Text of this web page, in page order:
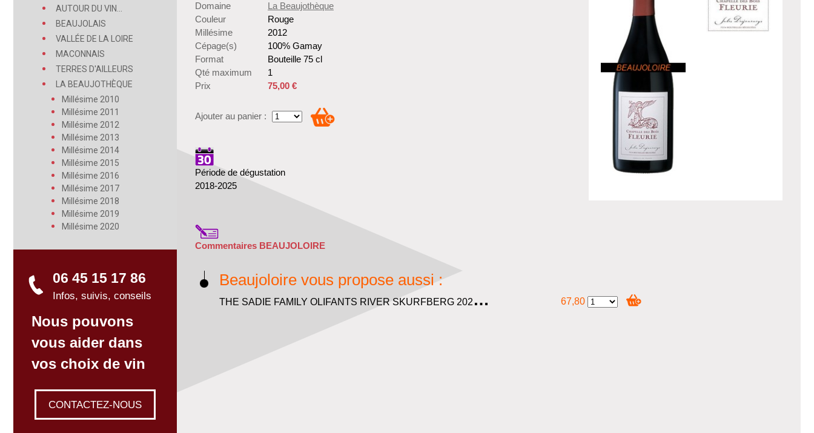
AUTOUR DU VIN...
BEAUJOLAIS
VALLÉE DE LA LOIRE
MACONNAIS
TERRES D'AILLEURS
LA BEAUJOTHÈQUE
Millésime 2010
Millésime 2011
Millésime 2012
Millésime 2013
Millésime 2014
Millésime 2015
Millésime 2016
Millésime 2017
Millésime 2018
Millésime 2019
Millésime 2020
06 45 15 17 86
Infos, suivis, conseils
Nous pouvons
vous aider dans
vos choix de vin
CONTACTEZ-NOUS
Domaine
La Beaujothèque
Couleur
Rouge
Millésime
2012
Cépage(s)
100% Gamay
Format
Bouteille 75 cl
Qté maximum
1
Prix
75,00 €
Ajouter au panier :
Période de dégustation
2018-2025
Commentaires BEAUJOLOIRE
Beaujoloire vous propose aussi :
T
HE SADIE FAMILY OLIFANTS RIVER SKURFBERG 2024Afrique du Sud 67,80